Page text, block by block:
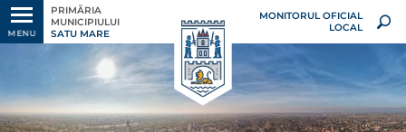
MENU
PRIMĂRIA
MUNICIPIULUI
SATU MARE
MONITORUL OFICIAL
LOCAL